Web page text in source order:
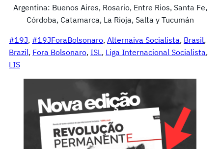
Argentina: Buenos Aires, Rosario, Entre Rios, Santa Fe,
Córdoba, Catamarca, La Rioja, Salta y Tucumán
#19J, #19JForaBolsonaro, Alternaiva Socialista, Brasil
Brazil, Fora Bolsonaro, ISL , Liga Internacional Socialista
LIS